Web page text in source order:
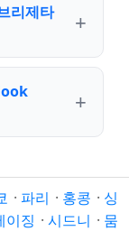
리제타
· 파리 · 홍콩 · 싱
이징 · 시드니 · 뭄